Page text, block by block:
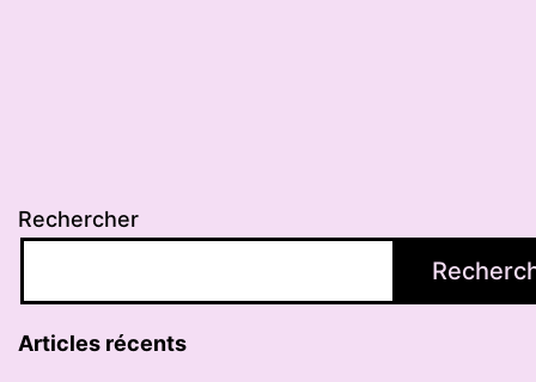
Rechercher
Articles récents